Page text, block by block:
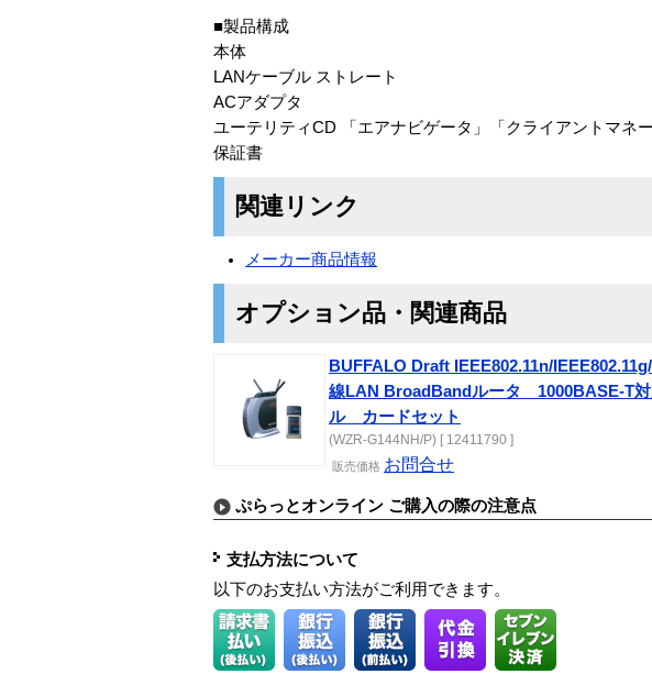
■製品構成
本体
LANケーブル ストレート
ACアダプタ
ユーテリティCD 「エアナビゲータ」「クライアントマネ
保証書
関連リンク
メーカー商品情報
オプション品・関連商品
BUFFALO Draft IEEE802.11n/
線LAN BroadBandルータ 1000BASE-T対
ル カードセット
(WZR-G144NH/P) [ 12411790 ]
販売価格 お問合せ
ぷらっとオンライン ご購入の際の注意点
支払方法について
以下のお支払い方法がご利用できます。